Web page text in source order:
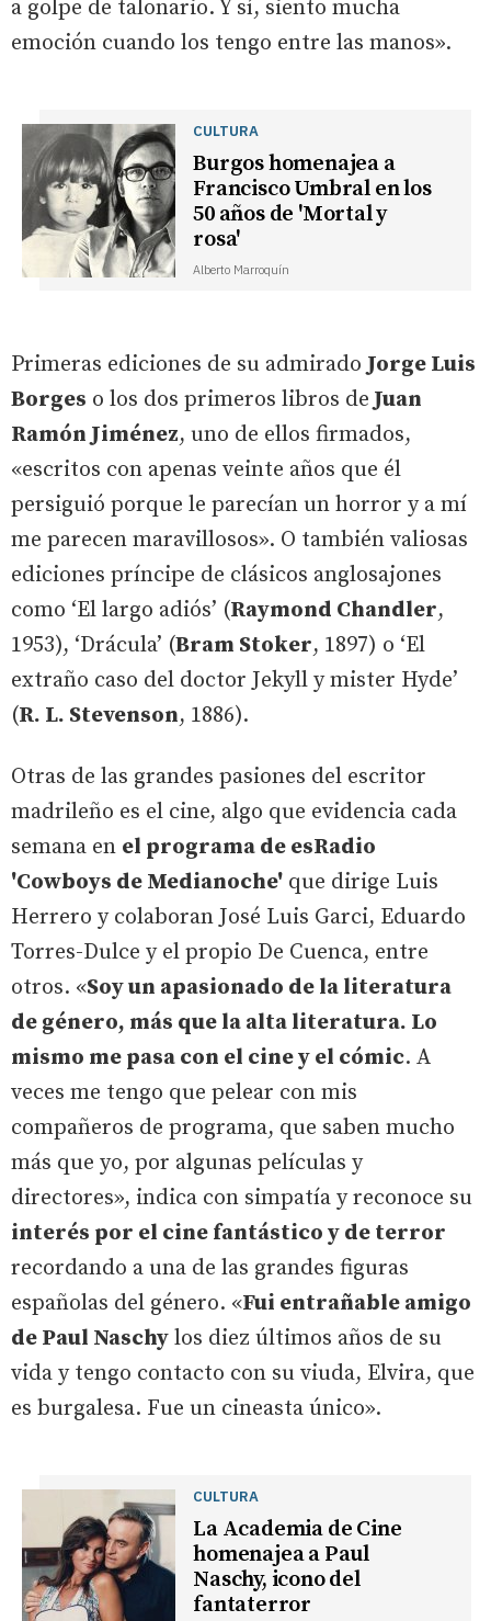
a golpe de talonario. Y sí, siento mucha
emoción cuando los tengo entre las manos».
CULTURA
Burgos homenajea a
Francisco Umbral en los
50 años de 'Mortal y
rosa'
Alberto Marroquín
Primeras ediciones de su admiradoJorge Luis
Borges o los dos primeros libros deJuan
Ramón Jiménez, uno de ellos firmados,
«escritos con apenas veinte años que él
persiguió porque le parecían un horror y a mí
me parecen maravillosos». O también valiosas
ediciones príncipe de clásicos anglosajones
como ‘El largo adiós’ (Raymond Chandler,
1953), ‘Drácula’ (Bram Stoker, 1897) o ‘El
extraño caso del doctor Jekyll y mister Hyde’
(R. L. Stevenson, 1886).
Otras de las grandes pasiones del escritor
madrileño es el cine, algo que evidencia cada
semana en el programa de esRadio
'Cowboys de Medianoche' que dirige Luis
Herrero y colaboran José Luis Garci, Eduardo
Torres-Dulce y el propio De Cuenca, entre
otros. «Soy un apasionado de la literatura
de género, más que la alta literatura. Lo
mismo me pasa con el cine y el cómic. A
veces me tengo que pelear con mis
compañeros de programa, que saben mucho
más que yo, por algunas películas y
directores», indica con simpatía y reconoce su
interés por el cine fantástico y de terror
recordando a una de las grandes figuras
españolas del género. «Fui entrañable amigo
de Paul Naschy los diez últimos años de su
vida y tengo contacto con su viuda, Elvira, que
es burgalesa. Fue un cineasta único».
CULTURA
La Academia de Cine
homenajea a Paul
Naschy, icono del
fantaterror